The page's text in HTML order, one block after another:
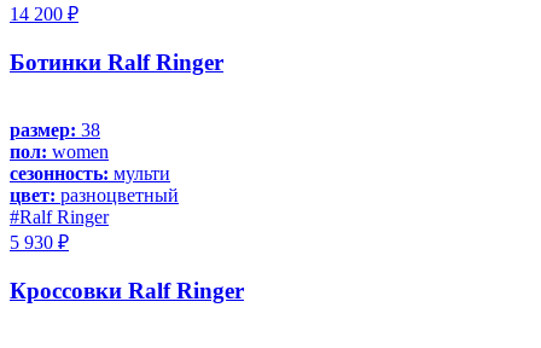
14 200 ₽
Ботинки Ralf Ringer
размер: 38
пол: women
сезонность: мульти
цвет: разноцветный
#Ralf Ringer
5 930 ₽
Кроссовки Ralf Ringer